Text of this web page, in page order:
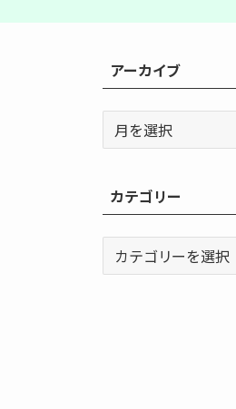
アーカイブ
ー
イ
ブ
カテゴリー
テ